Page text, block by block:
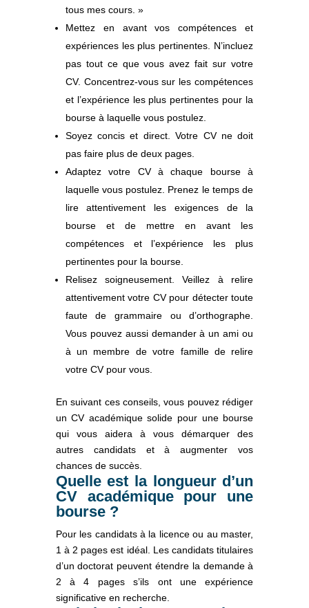
tous mes cours. »
Mettez en avant vos compétences et
expériences les plus pertinentes. N’incluez
pas tout ce que vous avez fait sur votre
CV. Concentrez-vous sur les compétences
et l’expérience les plus pertinentes pour la
bourse à laquelle vous postulez.
Soyez concis et direct. Votre CV ne doit
pas faire plus de deux pages.
Adaptez votre CV à chaque bourse à
laquelle vous postulez. Prenez le temps de
lire attentivement les exigences de la
bourse et de mettre en avant les
compétences et l’expérience les plus
pertinentes pour la bourse.
Relisez soigneusement. Veillez à relire
attentivement votre CV pour détecter toute
faute de grammaire ou d’orthographe.
Vous pouvez aussi demander à un ami ou
à un membre de votre famille de relire
votre CV pour vous.
En suivant ces conseils, vous pouvez rédiger
un CV académique solide pour une bourse
qui vous aidera à vous démarquer des
autres candidats et à augmenter vos
chances de succès.
Quelle est la longueur d’un
CV académique pour une
bourse ?
Pour les candidats à la licence ou au master,
1 à 2 pages est idéal. Les candidats titulaires
d’un doctorat peuvent étendre la demande à
2 à 4 pages s’ils ont une expérience
significative en recherche.